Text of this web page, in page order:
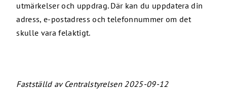
utmärkelser och uppdrag. Där kan du uppdatera din
adress, e-postadress och telefonnummer om det
skulle vara felaktigt.
Fastställd av Centralstyrelsen 2025-09-12